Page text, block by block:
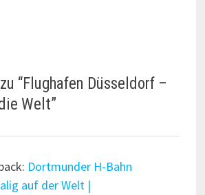
“Flughafen Düsseldorf –
Welt”
Dortmunder H-Bahn
auf der Welt |